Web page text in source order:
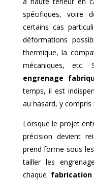
spécifiques, voire
certains cas
déformations
thermique, la
mécaniques,
engrenage
temps, il est
au hasard, y
Lorsque le projet
précision devient
prend forme sous
tailler les
chaque fabrication